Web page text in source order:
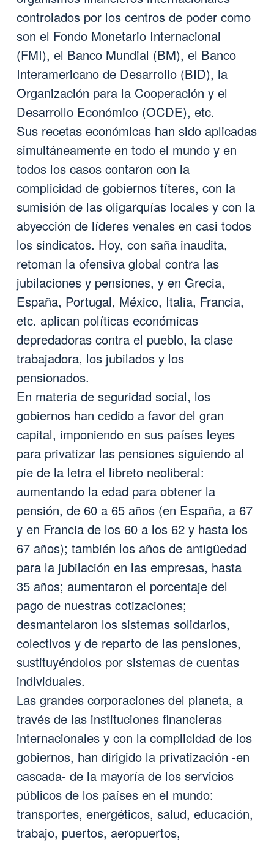
controlados por los centros de poder como
son el Fondo Monetario Internacional
(FMI), el Banco Mundial (BM), el Banco
Interamericano de Desarrollo (BID), la
Organización para la Cooperación y el
Desarrollo Económico (OCDE), etc.
Sus recetas económicas han sido aplicadas
simultáneamente en todo el mundo y en
todos los casos contaron con la
complicidad de gobiernos títeres, con la
sumisión de las oligarquías locales y con la
abyección de líderes venales en casi todos
los sindicatos. Hoy, con saña inaudita,
retoman la ofensiva global contra las
jubilaciones y pensiones, y en Grecia,
España, Portugal, México, Italia, Francia,
etc. aplican políticas económicas
depredadoras contra el pueblo, la clase
trabajadora, los jubilados y los
pensionados.
En materia de seguridad social, los
gobiernos han cedido a favor del gran
capital, imponiendo en sus países leyes
para privatizar las pensiones siguiendo al
pie de la letra el libreto neoliberal:
aumentando la edad para obtener la
pensión, de 60 a 65 años (en España, a 67
y en Francia de los 60 a los 62 y hasta los
67 años); también los años de antigüedad
para la jubilación en las empresas, hasta
35 años; aumentaron el porcentaje del
pago de nuestras cotizaciones;
desmantelaron los sistemas solidarios,
colectivos y de reparto de las pensiones,
sustituyéndolos por sistemas de cuentas
individuales.
Las grandes corporaciones del planeta, a
través de las instituciones financieras
internacionales y con la complicidad de los
gobiernos, han dirigido la privatización -en
cascada- de la mayoría de los servicios
públicos de los países en el mundo:
transportes, energéticos, salud, educación,
trabajo, puertos, aeropuertos,